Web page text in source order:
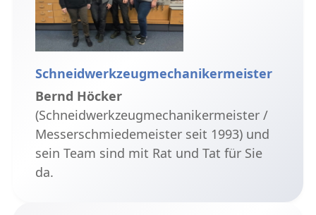
Schneidwerkzeugmechanikermeister
Bernd Höcker
(Schneidwerkzeugmechanikermeister /
Messerschmiedemeister seit 1993) und
sein Team sind mit Rat und Tat für Sie
da.